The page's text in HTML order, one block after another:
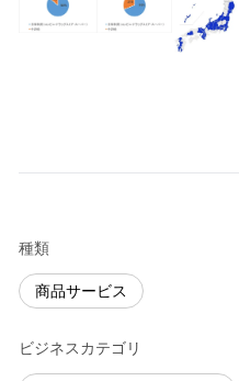
種類
商品サービス
ビジネスカテゴリ